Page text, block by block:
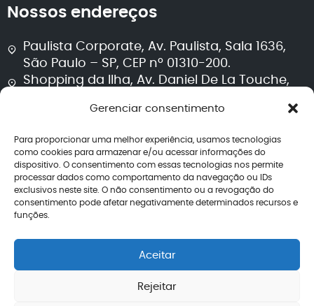
Gerenciar consentimento
Para proporcionar uma melhor experiência, usamos tecnologias
como cookies para armazenar e/ou acessar informações do
dispositivo. O consentimento com essas tecnologias nos permite
processar dados como comportamento da navegação ou IDs
exclusivos neste site. O não consentimento ou a revogação do
consentimento pode afetar negativamente determinados recursos e
funções.
Aceitar
Rejeitar
Nossos endereços
Paulista Corporate, Av. Paulista, Sala 1636,
São Paulo – SP, CEP nº 01310-200.
Shopping da Ilha, Av. Daniel De La Touche,
Segurança e transparência
Política de privacidade
Termos de uso
Política editorial jurídica
Avaliações
CNPJ: 40.260.708/0001-04